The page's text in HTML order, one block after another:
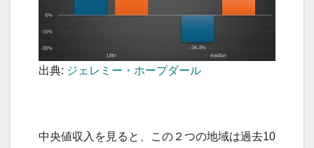
出典: ジェレミー・ホープダール
中央値収入を見ると、この２つの地域は過去10